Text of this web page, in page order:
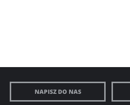
NAPISZ DO NAS